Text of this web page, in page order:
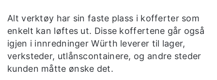
Alt verktøy har sin faste plass i kofferter som
enkelt kan løftes ut. Disse koffertene går også
igjen i innredninger Würth leverer til lager,
verksteder, utlånscontainere, og andre steder
kunden måtte ønske det.